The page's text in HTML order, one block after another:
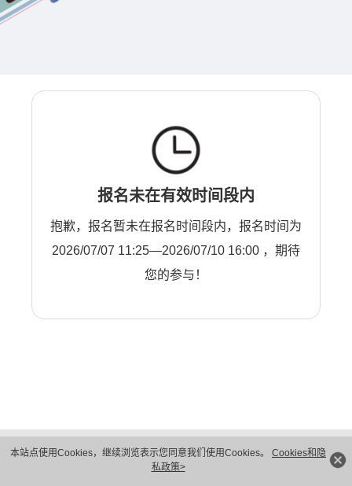
本站点使用Cookies，继续浏览表示您同意我们使用Cookies。 Cookies和隐
私政策>
报名未在有效时间段内
抱歉，报名暂未在报名时间段内，报名时间为
2026/07/07 11:25—2026/07/10 16:00 ，期待
您的参与！
隐私保护
法律声明